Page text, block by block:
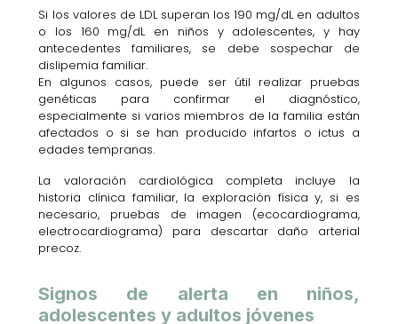
Si los valores de LDL superan los 190 mg/dL en adultos
o los 160 mg/dL en niños y adolescentes, y hay
antecedentes familiares, se debe sospechar de
dislipemia familiar.
En algunos casos, puede ser útil realizar pruebas
genéticas para confirmar el diagnóstico,
especialmente si varios miembros de la familia están
afectados o si se han producido infartos o ictus a
edades tempranas.
La valoración cardiológica completa incluye la
historia clínica familiar, la exploración física y, si es
necesario, pruebas de imagen (ecocardiograma,
electrocardiograma) para descartar daño arterial
precoz.
Signos de alerta en niños,
adolescentes y adultos jóvenes